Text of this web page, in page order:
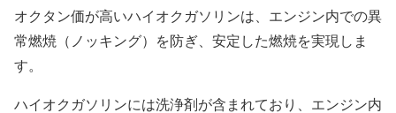
オクタン価が高いハイオクガソリンは、エンジン内での異
常燃焼（ノッキング）を防ぎ、安定した燃焼を実現しま
す。
ハイオクガソリンには洗浄剤が含まれており、エンジン内